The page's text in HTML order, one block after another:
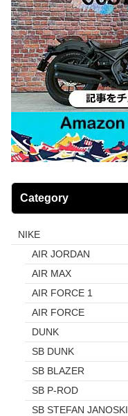
Category
NIKE
AIR JORDAN
AIR MAX
AIR FORCE 1
AIR FORCE
DUNK
SB DUNK
SB BLAZER
SB P-ROD
SB STEFAN JANOSKI